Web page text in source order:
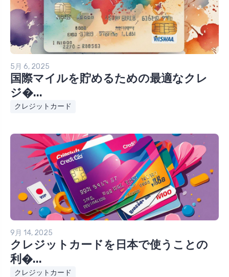
5月 6, 2025
国際マイルを貯めるための最適なクレ
ジ�...
クレジットカード
9月 14, 2025
クレジットカードを日本で使うことの
利�...
クレジットカード